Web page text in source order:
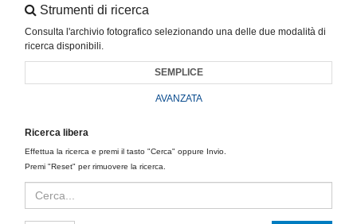
Strumenti di ricerca
Consulta l'archivio fotografico selezionando una delle due modalità di
ricerca disponibili.
SEMPLICE
AVANZATA
Ricerca libera
Effettua la ricerca e premi il tasto "Cerca" oppure Invio.
Premi "Reset" per rimuovere la ricerca.